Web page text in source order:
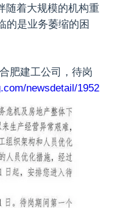
随着大规模的机构重
的是业务萎缩的困
肥建工公司，待岗
newsdetail/1952